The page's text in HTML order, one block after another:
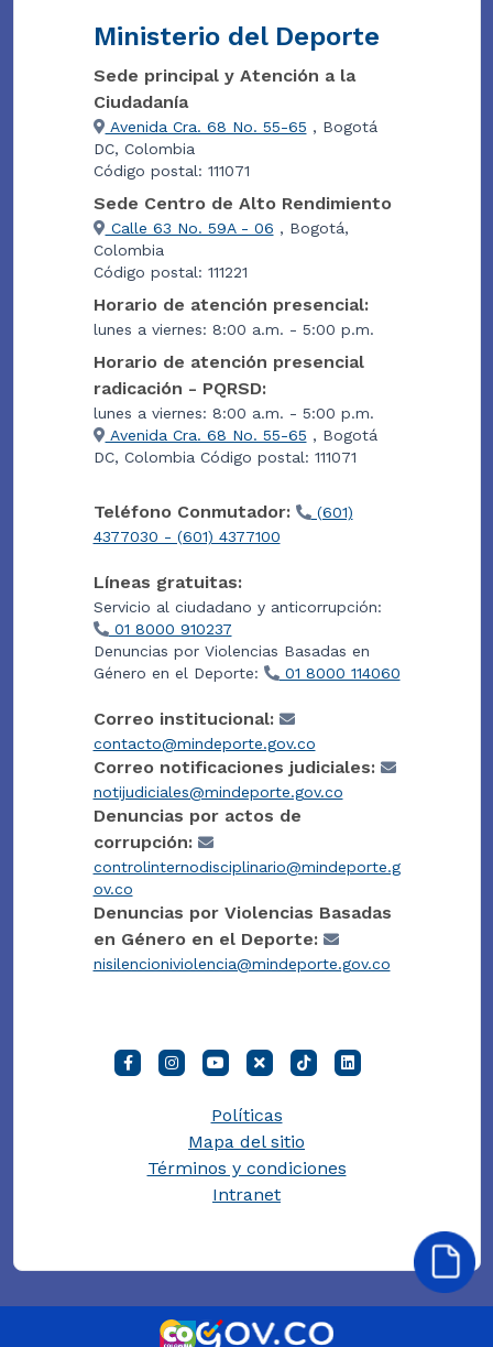
Ministerio del Deporte
Sede principal y Atención a la
Ciudadanía
Avenida Cra. 68 No. 55-65 , Bogotá
DC, Colombia
Código postal: 111071
Sede Centro de Alto Rendimiento
Calle 63 No. 59A - 06 , Bogotá,
Colombia
Código postal: 111221
Horario de atención presencial:
lunes a viernes: 8:00 a.m. - 5:00 p.m.
Horario de atención presencial
radicación - PQRSD:
lunes a viernes: 8:00 a.m. - 5:00 p.m.
Avenida Cra. 68 No. 55-65 , Bogotá
DC, Colombia Código postal: 111071
Teléfono Conmutador:
(601)
4377030 - (601) 4377100
Líneas gratuitas:
Servicio al ciudadano y anticorrupción:
01 8000 910237
Denuncias por Violencias Basadas en
Género en el Deporte:
01 8000 114060
Correo institucional:
contacto@mindeporte.gov.co
Correo notificaciones judiciales:
notijudiciales@mindeporte.gov.co
Denuncias por actos de
corrupción:
controlinternodisciplinario@mindeporte.g
ov.co
Denuncias por Violencias Basadas
en Género en el Deporte:
nisilencioniviolencia@mindeporte.gov.co
Políticas
Mapa del sitio
Términos y condiciones
Intranet